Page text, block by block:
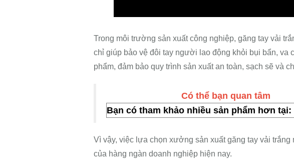
Trong môi trường sản xuất công nghiệp, găng tay vải
chỉ giúp bảo vệ đôi tay người lao động khỏi bụi bẩn, va
phẩm, đảm bảo quy trình sản xuất an toàn, sạch sẽ và
Có thể bạn quan tâm
Bạn có tham khảo nhiều sản phẩm hơn tại:
Vì vậy, việc lựa chọn xưởng sản xuất găng tay vải trắng
của hàng ngàn doanh nghiệp hiện nay.